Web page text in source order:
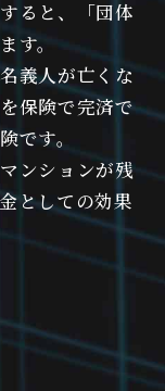
ると、「団体
す。
義人が亡くな
保険で完済で
です。
ンションが残
としての効果